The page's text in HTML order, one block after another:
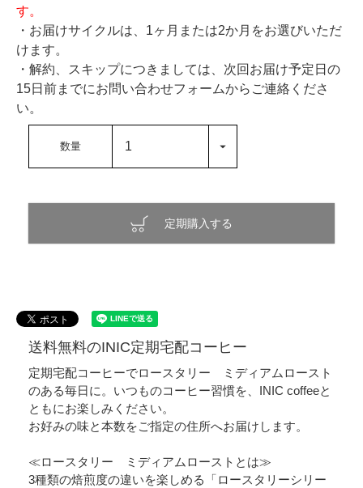
す。
・お届けサイクルは、1ヶ月または2か月をお選びいただ
けます。
・解約、スキップにつきましては、次回お届け予定日の
15日前までにお問い合わせフォームからご連絡くださ
い。
定期購入する
送料無料のINIC定期宅配コーヒー
定期宅配コーヒーでロースタリー ミディアムロースト
のある毎日に。いつものコーヒー習慣を、INIC coffeeと
ともにお楽しみください。
お好みの味と本数をご指定の住所へお届けします。
≪ロースタリー ミディアムローストとは≫
3種類の焙煎度の違いを楽しめる「ロースタリーシリー